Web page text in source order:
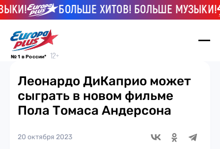
БОЛЬШЕ ХИТОВ! БОЛЬШЕ МУЗЫКИ!
№ 1 в России*
Леонардо ДиКаприо может
сыграть в новом фильме
Пола Томаса Андерсона
20 октября 2023